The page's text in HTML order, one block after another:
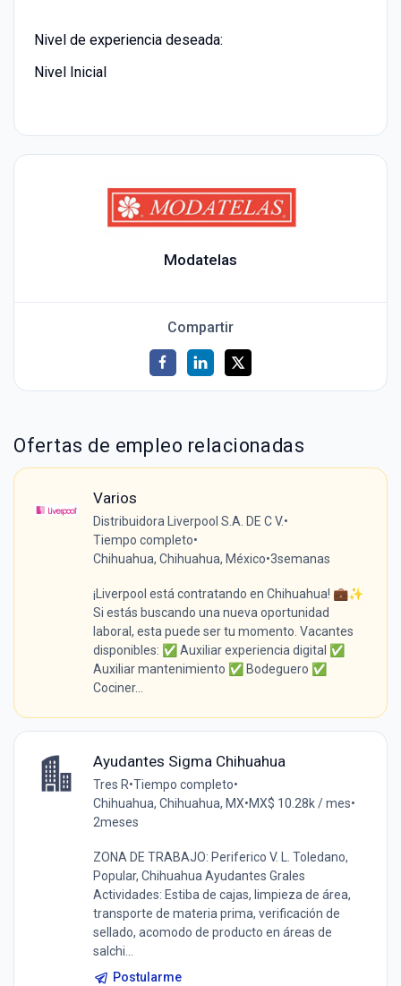
Nivel de experiencia deseada:
Nivel Inicial
Modatelas
Compartir
Ofertas de empleo relacionadas
Varios
Distribuidora Liverpool S.A. DE C V.•
Tiempo completo•
Chihuahua, Chihuahua, México•3semanas
¡Liverpool está contratando en Chihuahua! 💼✨
Si estás buscando una nueva oportunidad
laboral, esta puede ser tu momento. Vacantes
disponibles: ✅ Auxiliar experiencia digital ✅
Auxiliar mantenimiento ✅ Bodeguero ✅
Cociner...
Ayudantes Sigma Chihuahua
Tres R•Tiempo completo•
Chihuahua, Chihuahua, MX•MX$ 10.28k / mes•
2meses
ZONA DE TRABAJO: Periferico V. L. Toledano,
Popular, Chihuahua Ayudantes Grales
Actividades: Estiba de cajas, limpieza de área,
transporte de materia prima, verificación de
sellado, acomodo de producto en áreas de
salchi...
Postularme